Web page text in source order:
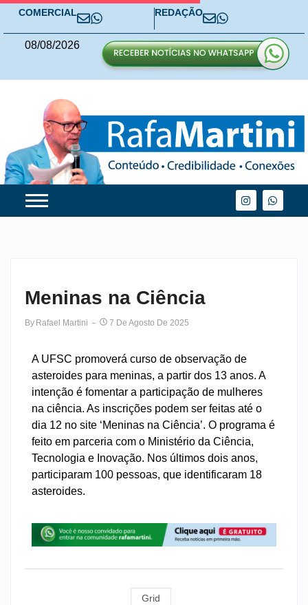
COMERCIAL REDAÇÃO
08/08/2026
Meninas na Ciência
By Rafael Martini 7 De Agosto De 2025
A UFSC promoverá curso de observação de
asteroides para meninas, a partir dos 13 anos. A
intenção é fomentar a participação de mulheres
na ciência. As inscrições podem ser feitas até o
dia 12 no site ‘Meninas na Ciência’. O programa é
feito em parceria com o Ministério da Ciência,
Tecnologia e Inovação. Nos últimos dois anos,
participaram 100 pessoas, que identificaram 18
asteroides.
Grid